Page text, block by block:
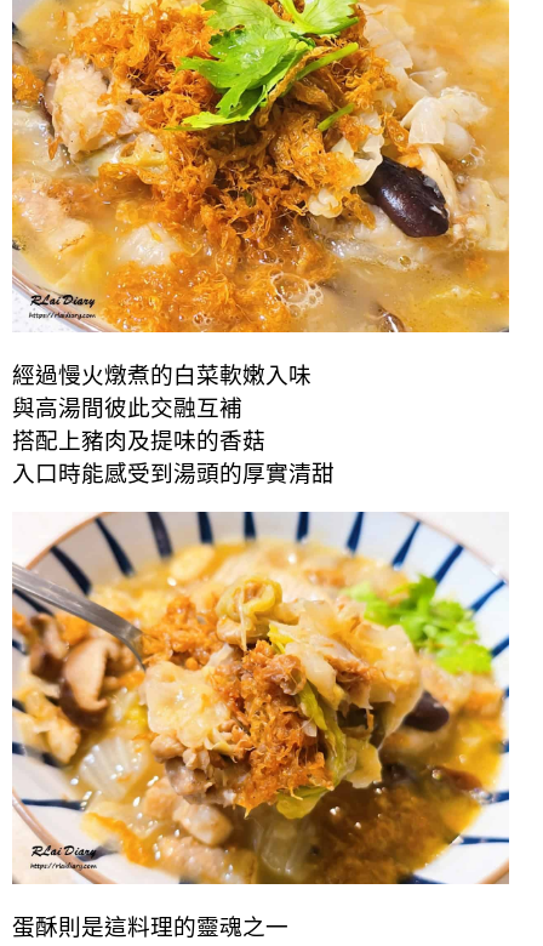
經過慢火燉煮的白菜軟嫩入味
與高湯間彼此交融互補
搭配上豬肉及提味的香菇
入口時能感受到湯頭的厚實清甜
蛋酥則是這料理的靈魂之一